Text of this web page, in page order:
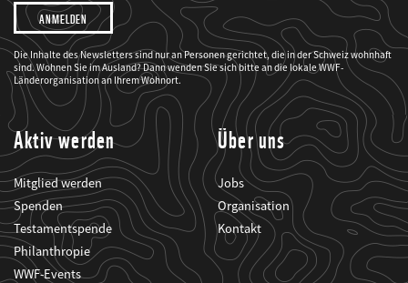
Ich
möchte,
dass
der
WWF
mich
über
seine
Projekte
informiert.
Die Inhalte des Newsletters sind nur an Personen gerichtet, die in der Schweiz wohnhaft
sind. Wohnen Sie im Ausland? Dann wenden Sie sich bitte an die lokale WWF-
Länderorganisation an Ihrem Wohnort.
Aktiv werden
Mitglied werden
Spenden
Testamentspende
Philanthropie
WWF-Events
Über uns
Jobs
Organisation
Kontakt